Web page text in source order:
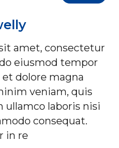
amet, consectetur
eiusmod tempor
dolore magna
veniam, quis
laboris nisi
consequat.
in re